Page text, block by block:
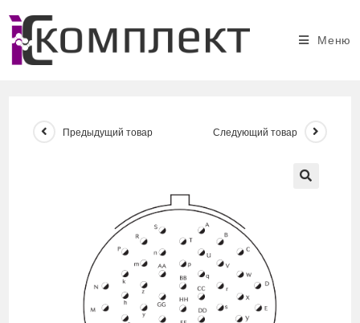
содержимому
Меню
Предыдущий товар Следующий товар